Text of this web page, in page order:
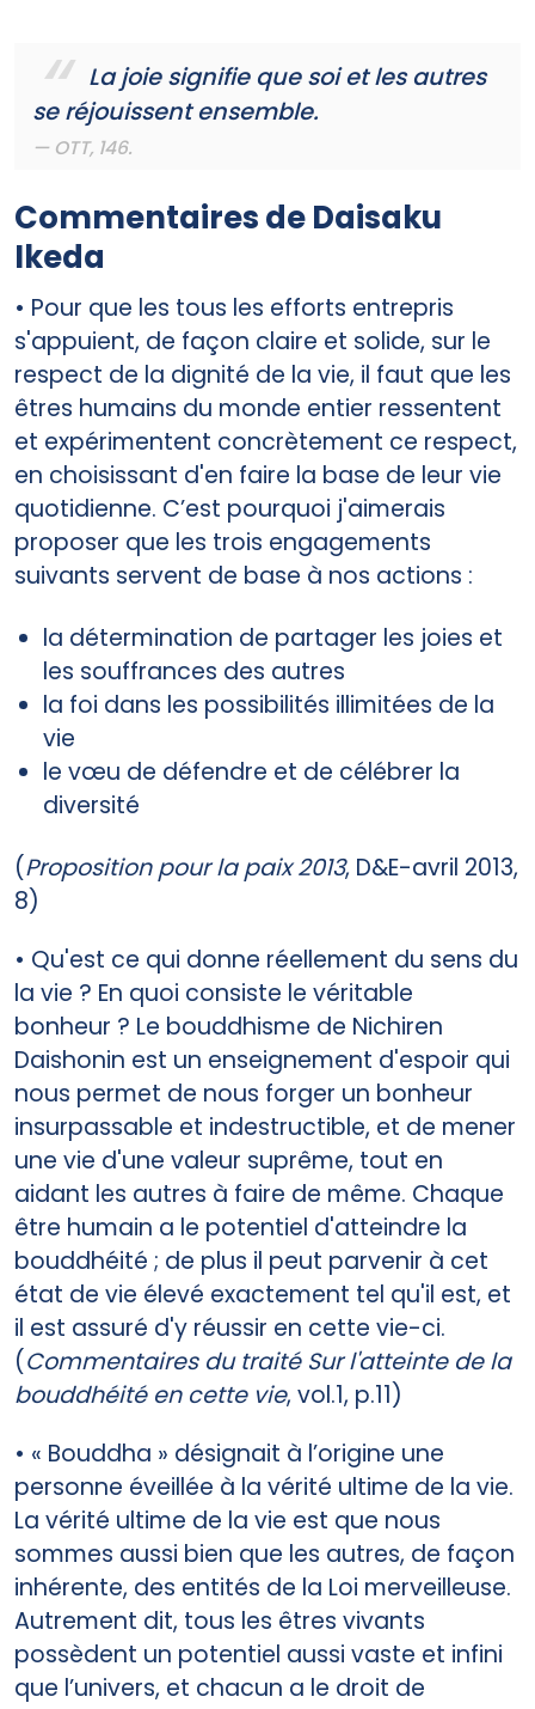
La joie signifie que soi et les autres
se réjouissent ensemble.
OTT, 146.
Commentaires de Daisaku
Ikeda
• Pour que les tous les efforts entrepris
s'appuient, de façon claire et solide, sur le
respect de la dignité de la vie, il faut que les
êtres humains du monde entier ressentent
et expérimentent concrètement ce respect,
en choisissant d'en faire la base de leur vie
quotidienne. C’est pourquoi j'aimerais
proposer que les trois engagements
suivants servent de base à nos actions :
la détermination de partager les joies et
les souffrances des autres
la foi dans les possibilités illimitées de la
vie
le vœu de défendre et de célébrer la
diversité
(Proposition pour la paix 2013, D&E-avril 2013,
8)
• Qu'est ce qui donne réellement du sens du
la vie ? En quoi consiste le véritable
bonheur ? Le bouddhisme de Nichiren
Daishonin est un enseignement d'espoir qui
nous permet de nous forger un bonheur
insurpassable et indestructible, et de mener
une vie d'une valeur suprême, tout en
aidant les autres à faire de même. Chaque
être humain a le potentiel d'atteindre la
bouddhéité ; de plus il peut parvenir à cet
état de vie élevé exactement tel qu'il est, et
il est assuré d'y réussir en cette vie-ci.
(Commentaires du traité Sur l'atteinte de la
bouddhéité en cette vie, vol.1, p.11)
• « Bouddha » désignait à l’origine une
personne éveillée à la vérité ultime de la vie.
La vérité ultime de la vie est que nous
sommes aussi bien que les autres, de façon
inhérente, des entités de la Loi merveilleuse.
Autrement dit, tous les êtres vivants
possèdent un potentiel aussi vaste et infini
que l’univers, et chacun a le droit de